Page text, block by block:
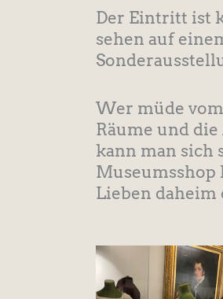
Der Eintritt ist
sehen auf
Wer müde
Räume und
kann man sich
Museumsshop
Lieben daheim